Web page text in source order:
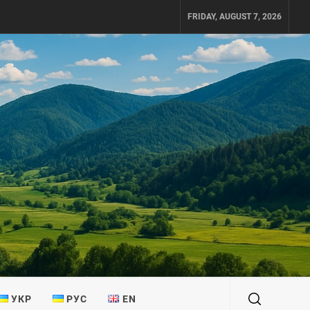
FRIDAY, AUGUST 7, 2026
УКР РУС EN